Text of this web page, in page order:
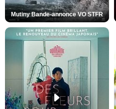
Mutiny Bande-annonce VO STFR